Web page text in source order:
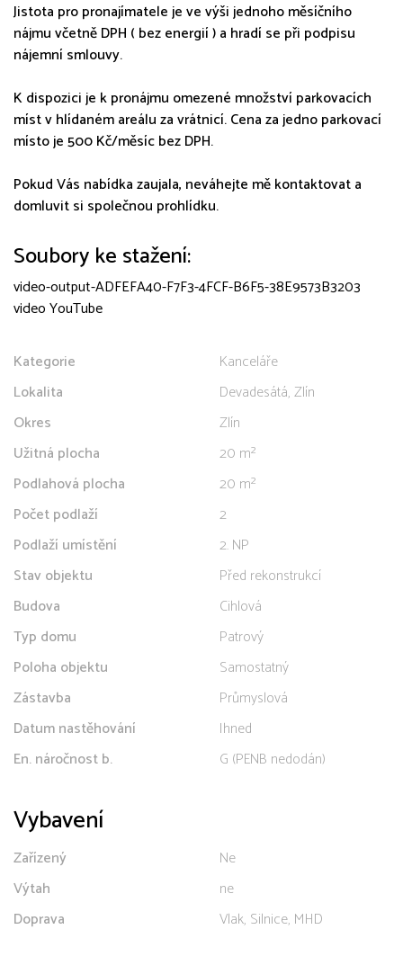
Jistota pro pronajímatele je ve výši jednoho měsíčního
nájmu včetně DPH ( bez energií ) a hradí se při podpisu
nájemní smlouvy.
K dispozici je k pronájmu omezené množství parkovacích
míst v hlídaném areálu za vrátnicí. Cena za jedno parkovací
místo je 500 Kč/měsíc bez DPH.
Pokud Vás nabídka zaujala, neváhejte mě kontaktovat a
domluvit si společnou prohlídku.
Soubory ke stažení:
video-output-ADFEFA40-F7F3-4FCF-B6F5-38E9573B3203
video YouTube
Kategorie
Kanceláře
Lokalita
Devadesátá, Zlín
Okres
Zlín
Užitná plocha
20 m²
Podlahová plocha
20 m²
Počet podlaží
2
Podlaží umístění
2. NP
Stav objektu
Před rekonstrukcí
Budova
Cihlová
Typ domu
Patrový
Poloha objektu
Samostatný
Zástavba
Průmyslová
Datum nastěhování
Ihned
En. náročnost b.
G (PENB nedodán)
Vybavení
Zařízený
Ne
Výtah
ne
Doprava
Vlak, Silnice, MHD